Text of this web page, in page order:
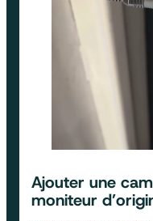
Ajouter une
moniteur